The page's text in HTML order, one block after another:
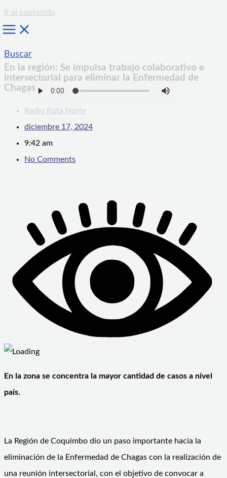
Ir al contenido
Buscar
En la región: Se impulsa trabajo colaborativo e
intersectorial para eliminar la Enfermedad de
Chagas
Radio Ruta Norte
diciembre 17, 2024
9:42 am
No Comments
En la zona se concentra la mayor cantidad de casos a nivel
país.
La Región de Coquimbo dio un paso importante hacia la
eliminación de la Enfermedad de Chagas con la realización de
una reunión intersectorial, con el objetivo de convocar a